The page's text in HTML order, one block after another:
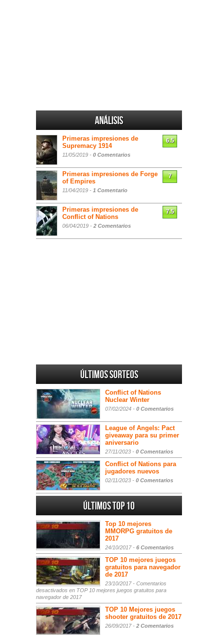
Análisis
Primeras impresiones de
Supremacy 1914
11/05/2019 - 0 Comentarios
6.5
Primeras impresiones de Forge
of Empires
11/04/2019 - 1 Comentario
7
Primeras impresiones de
Conflict of Nations
06/04/2019 - 2 Comentarios
7.5
Últimos sorteos
Conflict of Nations
Nuclear Winter
07/02/2024 - 0 Comentarios
League of Angels: Pact
giveaway para su primer
aniversario
27/11/2023 - 0 Comentarios
Conflict of Nations para
jugadores nuevos
02/11/2023 - 0 Comentarios
Últimos Top 10
Top 10 mejores
MMORPG gratuitos de
2017
24/10/2017 - 6 Comentarios
TOP 10 mejores juegos
gratuitos para navegador
de 2017
23/10/2017 - Comentarios
desactivados en TOP 10 mejores juegos gratuitos para
navegador de 2017
TOP 10 Mejores juegos
shooter gratuitos de 2017
26/09/2017 - 2 Comentarios